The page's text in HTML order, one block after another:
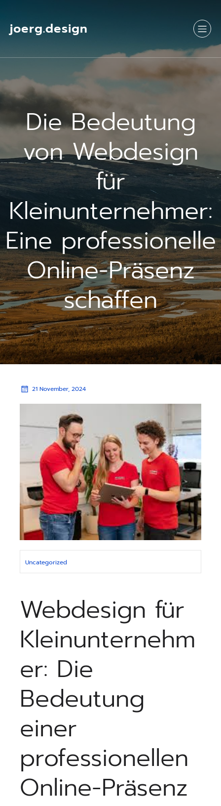
joerg.design
Die Bedeutung
von Webdesign
für
Kleinunternehmer:
Eine professionelle
Online-Präsenz
schaffen
21 November, 2024
Uncategorized
Webdesign für
Kleinunternehm
er: Die
Bedeutung
einer
professionellen
Online-Präsenz